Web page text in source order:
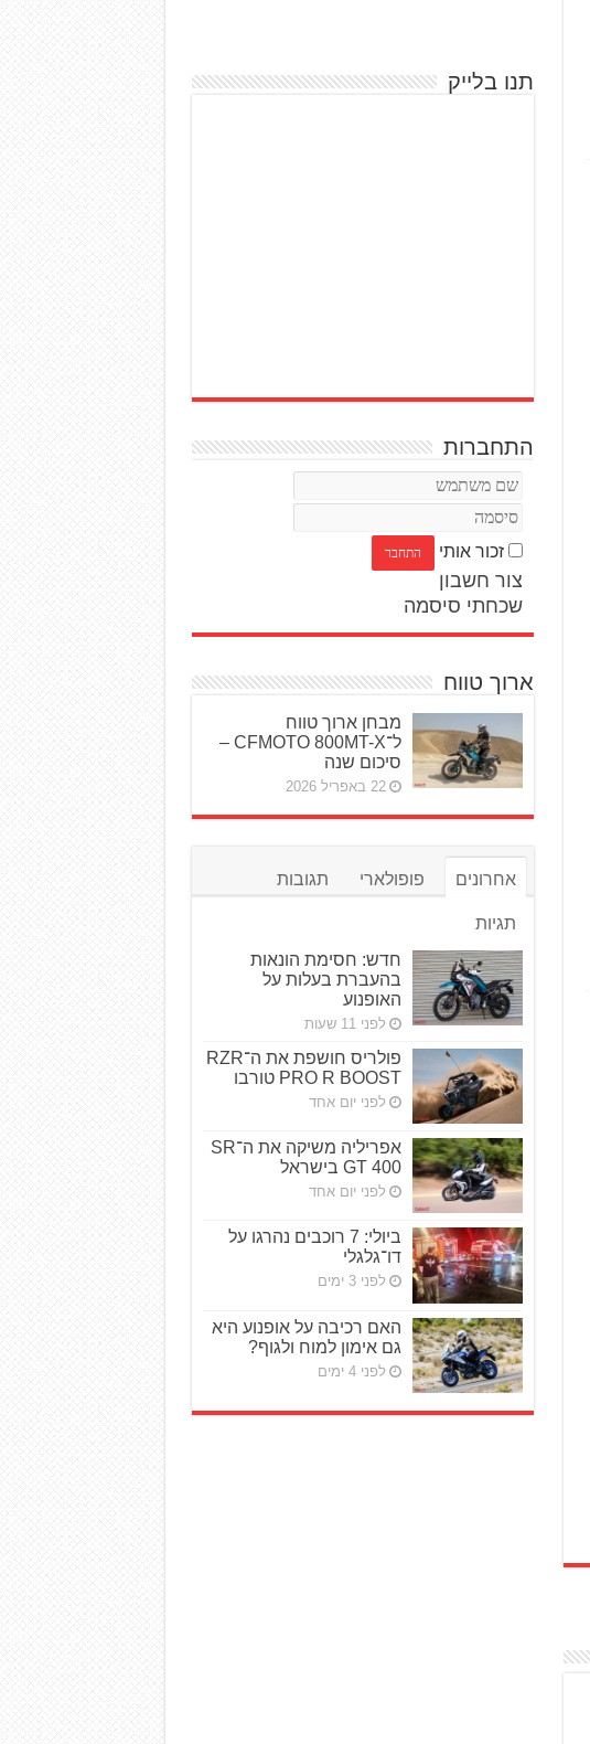
תנו בלייק
התחברות
זכור אותי
צור חשבון
שכחתי סיסמה
ארוך טווח
מבחן ארוך טווח
ל־CFMOTO 800MT-X –
סיכום שנה
22 באפריל 2026
אחרונים פופולארי תגובות
תגיות
חדש: חסימת הונאות
בהעברת בעלות על
האופנוע
לפני 11 שעות
פולריס חושפת את ה־RZR
PRO R BOOST טורבו
לפני יום אחד
אפריליה משיקה את ה־SR
GT 400 בישראל
לפני יום אחד
ביולי: 7 רוכבים נהרגו על
דו־גלגלי
לפני 3 ימים
האם רכיבה על אופנוע היא
גם אימון למוח ולגוף?
לפני 4 ימים